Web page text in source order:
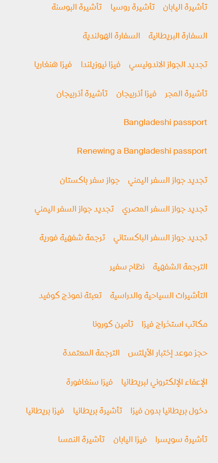
تأشيرة اليابان تأشيرة روسيا تأشيرة البوسنة
السفارة البريطانية السفارة الهولندية
تجديد الجواز الاندونيسي فيزا نيوزيلندا فيزا هنغاريا
تأشيرة المجر فيزا أذربيجان تأشيرة أذربيجان
Bangladeshi passport
Renewing a Bangladeshi passport
تجديد جواز السفر اليمني جواز سفر باكستان
تجديد جواز السفر المصري تجديد جواز السفر اليمني
تجديد جواز السفر الباكستاني ترجمة شفهية فورية
الترجمة الشفهية نظام سفير
التأشيرات السياحية والدراسية تعبئة نموذج كوفيد
مكاتب استخراج فيزا تأمين كورونا
حجز موعد إختبار الأيلتس الترجمة المعتمدة
الإعفاء الإلكتروني لبريطانيا فيزا سنغافورة
دخول بريطانيا بدون فيزا تأشيرة بريطانيا فيزا بريطانيا
تأشيرة سويسرا فيزا اليابان تأشيرة النمسا